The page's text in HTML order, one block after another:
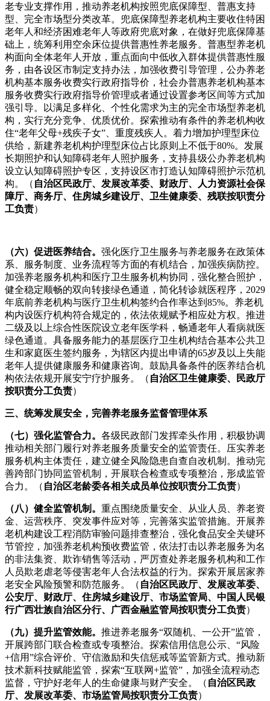
老专业支撑作用，推动养老机构按照兜底保障型、普惠支持
型、完全市场型分类改革。兜底保障型养老机构主要收住特困
老年人和经济困难老年人等政府兜底对象，在做好兜底保障基
础上，统筹利用空余床位提供普惠性养老服务。普惠型养老机
构面向全体老年人开放，重点面向中低收入群体提供普惠性服
务，由各设区市制定支持办法，加强收费引导管理，公办养老
机构基本服务收费实行政府指导价，社会办普惠养老机构基本
服务收费实行政府指导价管理或者通过设置参考区间等方式加
强引导。以满足多样化、个性化需求为主的完全市场型养老机
构，实行充分竞争、优质优价。探索推动有条件的养老机构收
住“老年父母+残疾子女”、重度残疾人。着力增加护理型床位
供给，新建养老机构护理型床位占比原则上不低于80%。发展
长期照护和认知障碍老年人照护服务，支持县级公办养老机构
设立认知障碍照护专区，支持设区市打造认知障碍照护示范机
构。（ 自治区民政厅、发展改革委、财政厅、人力资源社会保
障厅、商务厅、住房城乡建设厅、卫生健康委、残联按职责分
工负责）
（六）促进医养结合。 强化医疗卫生服务与养老服务在政策体
系、服务制度、业务流程等方面的有机结合，加强疾病防控。
加强养老服务机构和医疗卫生服务机构协同，强化整合照护，
健全稳定顺畅的双向转接绿色通道，简化转诊就医程序，2029
年底前养老机构与医疗卫生机构签约合作率达到85%。养老机
构内设医疗机构符合规定的，依法依规赋予相应处方权。推进
二级及以上综合性医院设立老年医学科，畅通老年人看病就医
绿色通道。具备服务能力的基层医疗卫生机构结合基本公共卫
生和家庭医生签约服务，为辖区内提出申请的65岁及以上失能
老年人提供健康服务和健康咨询。鼓励具备条件的医养结合机
构依法依规开展安宁疗护服务。（ 自治区卫生健康委、民政厅
按职责分工负责）
三、统筹发展安全，完善养老服务监督管理体系
（七）强化监管合力。 各级民政部门发挥牵头作用，积极协调
推动相关部门履行对养老服务质量安全的监管责任。压实养老
服务机构主体责任，建立健全风险隐患自查自改机制。推动完
善跨部门协同监管机制，开展联合检查或专项整治，形成监管
合力。（ 自治区老龄委各相关成员单位按职责分工负责）
（八）健全监管机制。 重点围绕质量安全、从业人员、养老资
金、运营秩序、突发事件应对等，完善落实监管措施。开展养
老机构建设工程消防审验问题排查整治，强化食品安全关键环
节管控，加强养老机构预收费监管，依法打击以养老服务为名
的非法集资、欺诈销售等活动，严厉查处养老服务机构和工作
人员欺老虐老等侵害老年人合法权益的行为。探索开展居家养
老安全风险预警和防范服务。（ 自治区民政厅、发展改革委、
公安厅、财政厅、住房城乡建设厅、市场监管局、中国人民银
行广西壮族自治区分行、广西金融监管局按职责分工负责）
（九）提升监管效能。 推进养老服务“双随机、一公开”监管，
开展跨部门联合检查或专项整治。探索信用信息公示、“风险
+信用”综合评价、守信激励和失信惩戒等监管新方式。推动新
技术新科技赋能监管，探索“互联网+监管”，加强全流程动态
监督，守护好老年人的生命健康与财产安全。（ 自治区民政
厅、发展改革委、市场监管局按职责分工负责）